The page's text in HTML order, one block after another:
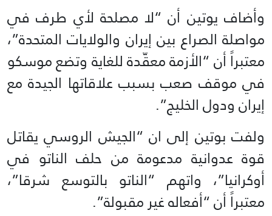
وأضاف يوتين أن “لا مصلحة لأي طرف في
مواصلة الصراع بين إيران والولايات المتحدة”،
معتبراً أن “الأزمة معقّدة للغاية وتضع موسكو
في موقف صعب بسبب علاقاتها الجيدة مع
إيران ودول الخليج”.
ولفت بوتين إلى ان “الجيش الروسي يقاتل
قوة عدوانية مدعومة من حلف الناتو في
أوكرانيا”، واتهم “الناتو بالتوسع شرقا”،
معتبراً أن “أفعاله غير مقبولة”.